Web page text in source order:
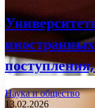
иностранных
Наука и общество
13.02.2026